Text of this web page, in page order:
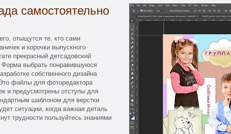
самостоятельно
отыщутся те, кто сами
и корочки выпускного
прекрасный детсадовский
выбрать понравившуюся
собственного дизайна
файлы для фоторедактора
и предусмотрены отступы для
шаблоном для верстки
ситуации, когда важная деталь
трудности пользуйтесь знаниями